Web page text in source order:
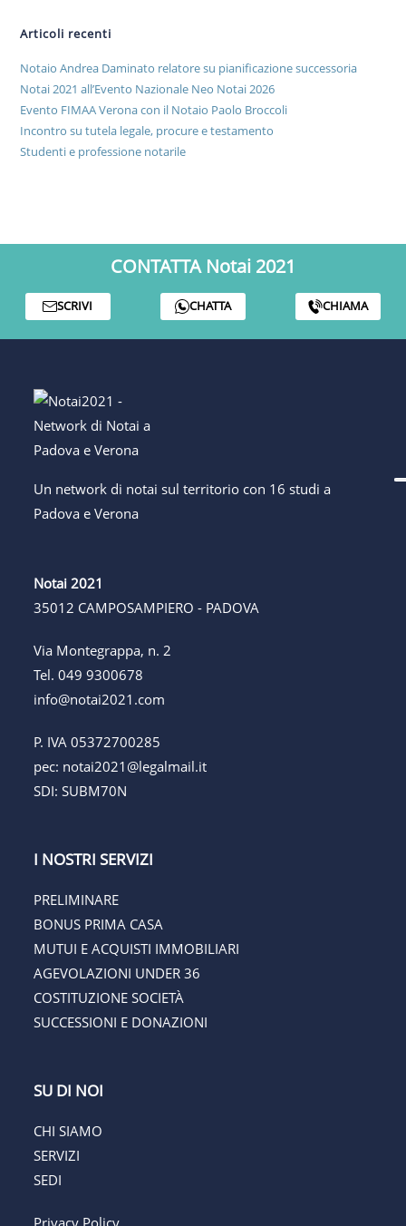
Articoli recenti
Notaio Andrea Daminato relatore su pianificazione successoria
Notai 2021 all’Evento Nazionale Neo Notai 2026
Evento FIMAA Verona con il Notaio Paolo Broccoli
Incontro su tutela legale, procure e testamento
Studenti e professione notarile
CONTATTA Notai 2021
SCRIVI CHATTA CHIAMA
Un network di notai sul territorio con 16 studi a
Padova e Verona
Notai 2021
35012 CAMPOSAMPIERO - PADOVA
Via Montegrappa, n. 2
Tel.049 9300678
info@notai2021.com
P. IVA 05372700285
pec: notai2021@legalmail.it
SDI: SUBM70N
I NOSTRI SERVIZI
PRELIMINARE
BONUS PRIMA CASA
MUTUI E ACQUISTI IMMOBILIARI
AGEVOLAZIONI UNDER 36
COSTITUZIONE SOCIETÀ
SUCCESSIONI E DONAZIONI
SU DI NOI
CHI SIAMO
SERVIZI
SEDI
Privacy Policy